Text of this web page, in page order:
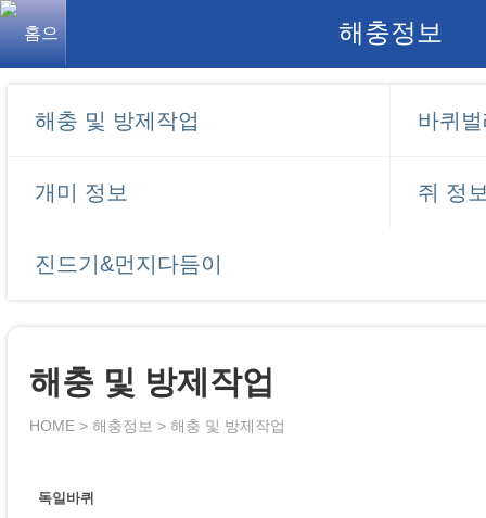
해충정보
해충 및 방제작업 바퀴
개미 정보 쥐 정
진드기&먼지다듬이
해충 및 방제작업
HOME > 해충정보 > 해충 및 방제작업
독일바퀴